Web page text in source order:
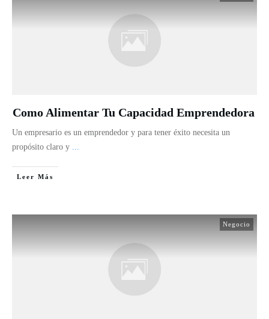
Como Alimentar Tu Capacidad Emprendedora
Un empresario es un emprendedor y para tener éxito necesita un
propósito claro y
Leer Más
Negocio